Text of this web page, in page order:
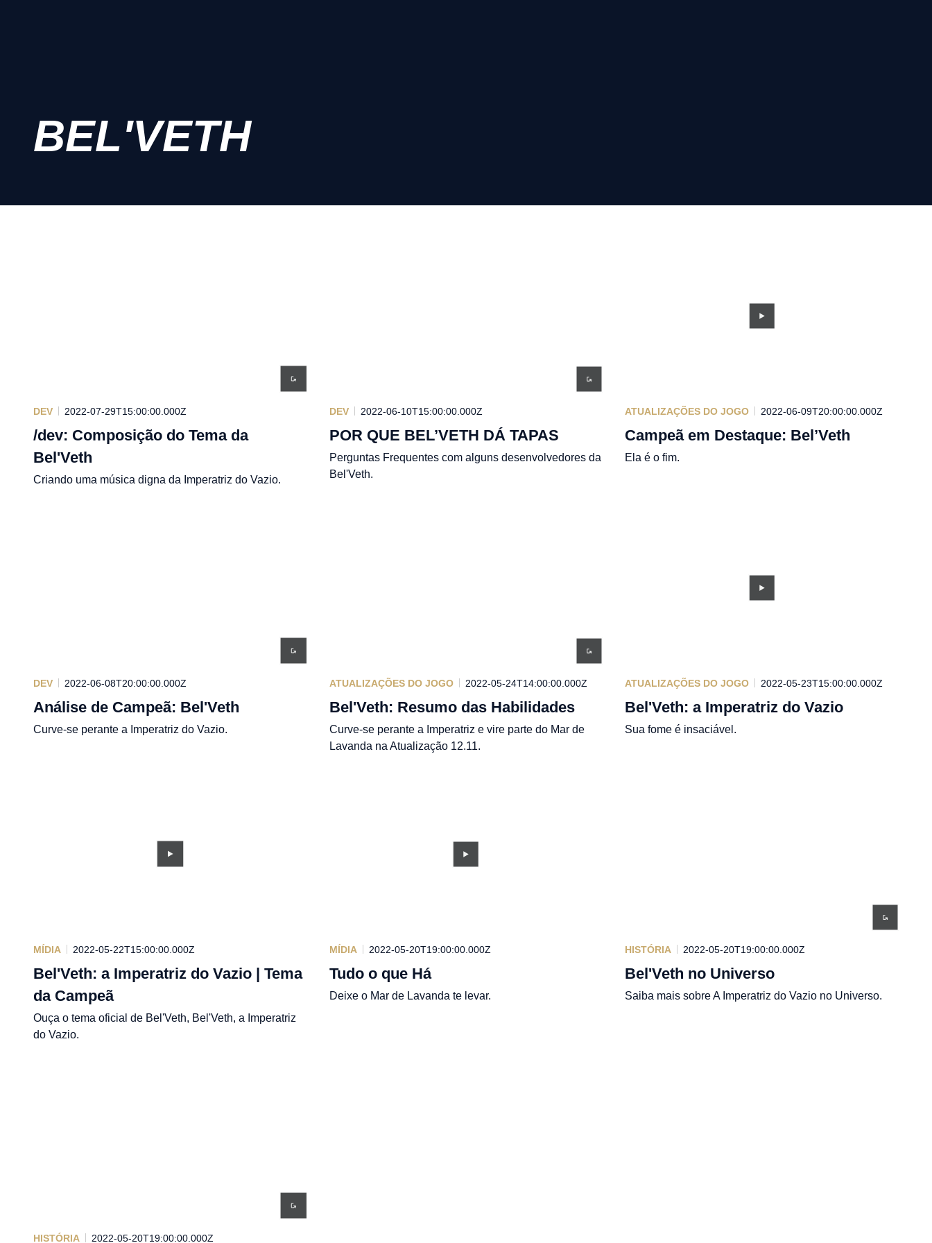
BEL'VETH
DEV 2022-07-29T15:00:00.000Z
/dev: Composição do Tema da
Bel'Veth
Criando uma música digna da Imperatriz do Vazio.
DEV 2022-06-10T15:00:00.000Z
POR QUE BEL’VETH DÁ TAPAS
Perguntas Frequentes com alguns desenvolvedores da
Bel'Veth.
ATUALIZAÇÕES DO JOGO 2022-06-09T20:00:00.000Z
Campeã em Destaque: Bel’Veth
Ela é o fim.
DEV 2022-06-08T20:00:00.000Z
Análise de Campeã: Bel'Veth
Curve-se perante a Imperatriz do Vazio.
ATUALIZAÇÕES DO JOGO 2022-05-24T14:00:00.000Z
Bel'Veth: Resumo das Habilidades
Curve-se perante a Imperatriz e vire parte do Mar de
Lavanda na Atualização 12.11.
ATUALIZAÇÕES DO JOGO 2022-05-23T15:00:00.000Z
Bel'Veth: a Imperatriz do Vazio
Sua fome é insaciável.
MÍDIA 2022-05-22T15:00:00.000Z
Bel'Veth: a Imperatriz do Vazio | Tema
da Campeã
Ouça o tema oficial de Bel'Veth, Bel'Veth, a Imperatriz
do Vazio.
MÍDIA 2022-05-20T19:00:00.000Z
Tudo o que Há
Deixe o Mar de Lavanda te levar.
HISTÓRIA 2022-05-20T19:00:00.000Z
Bel'Veth no Universo
Saiba mais sobre A Imperatriz do Vazio no Universo.
HISTÓRIA 2022-05-20T19:00:00.000Z